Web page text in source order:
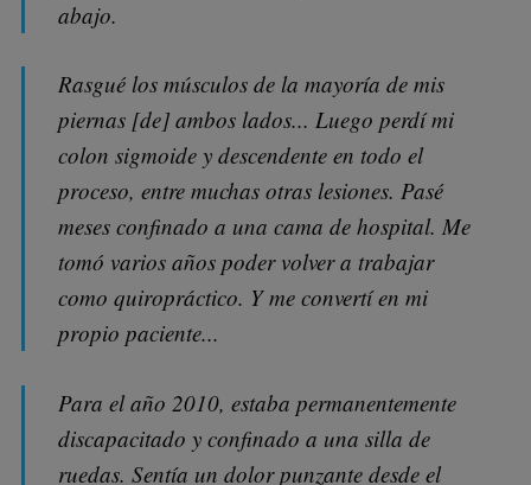
abajo.
Rasgué los músculos de la mayoría de mis
piernas [de] ambos lados... Luego perdí mi
colon sigmoide y descendente en todo el
proceso, entre muchas otras lesiones. Pasé
meses confinado a una cama de hospital. Me
tomó varios años poder volver a trabajar
como quiropráctico. Y me convertí en mi
propio paciente...
Para el año 2010, estaba permanentemente
discapacitado y confinado a una silla de
ruedas. Sentía un dolor punzante desde el